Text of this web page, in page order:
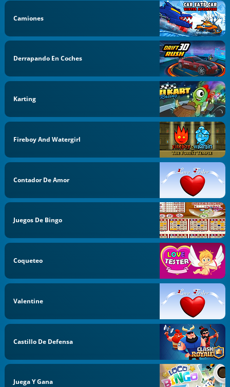
Camiones
Derrapando En Coches
Karting
Fireboy And Watergirl
Contador De Amor
Juegos De Bingo
Coqueteo
Valentine
Castillo De Defensa
Juega Y Gana